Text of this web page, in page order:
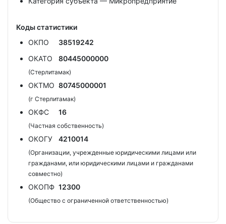
Коды статистики
ОКПО
38519242
ОКАТО
80445000000
(Стерлитамак)
ОКТМО 80745000001
(г Стерлитамак)
ОКФС 16
(Частная собственность)
ОКОГУ 4210014
(Организации, учрежденные юридическими лицами или
гражданами, или юридическими лицами и гражданами
совместно)
ОКОПФ 12300
(Общество с ограниченной ответственностью)